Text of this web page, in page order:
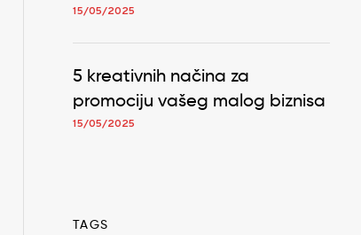
15/05/2025
5 kreativnih načina za
promociju vašeg malog biznisa
15/05/2025
TAGS